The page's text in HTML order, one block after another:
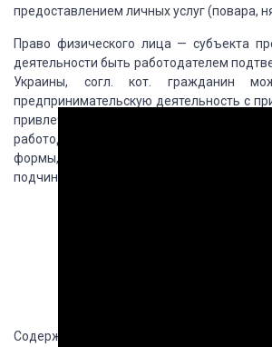
предоставлением личных услуг (повара,
Право физического лица — субъекта
деятельности быть работодателем
Украины, согл. кот. гражданин
предпринимательскую деятельность с
привлечения
наемного труда.
работодателем независимо от
формы, формы собственности,
подчинения и других
Содержание
трудового договора